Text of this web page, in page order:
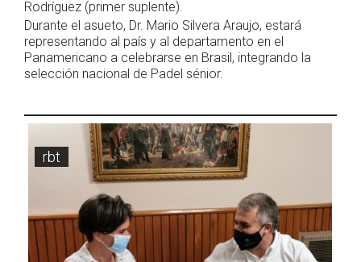
Rodríguez (primer suplente).
Durante el asueto, Dr. Mario Silvera Araujo, estará
representando al país y al departamento en el
Panamericano a celebrarse en Brasil, integrando la
selección nacional de Padel sénior.
rbt